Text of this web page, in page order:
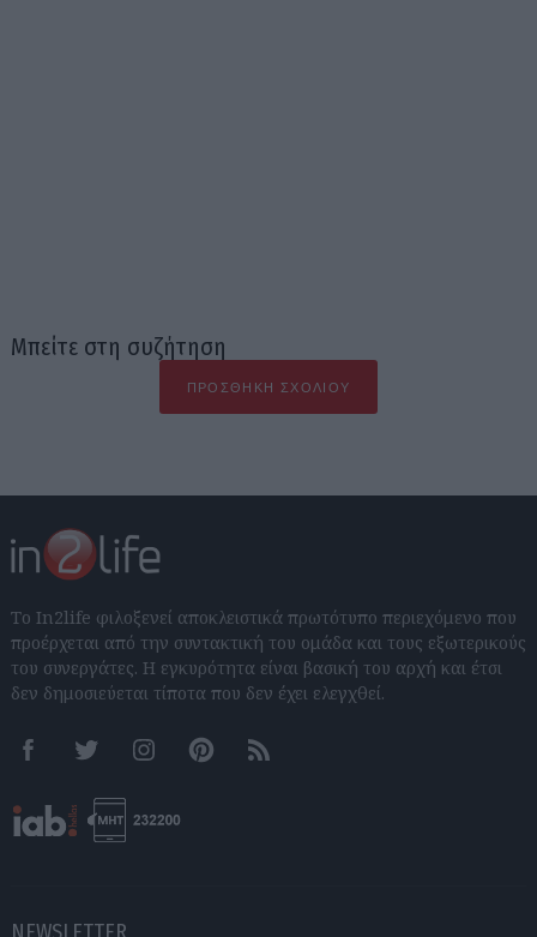
Μπείτε στη συζήτηση
ΠΡΟΣΘΉΚΗ ΣΧΟΛΊΟΥ
Το In2life φιλοξενεί αποκλειστικά πρωτότυπο περιεχόμενο που
προέρχεται από την συντακτική του ομάδα και τους εξωτερικούς
του συνεργάτες. Η εγκυρότητα είναι βασική του αρχή και έτσι
δεν δημοσιεύεται τίποτα που δεν έχει ελεγχθεί.
FacebookTwitter InstagramPinterestRSS feeds